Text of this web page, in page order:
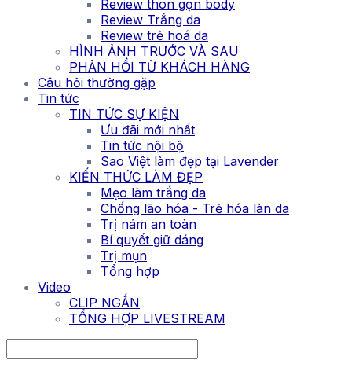
Review thon gọn body
Review Trắng da
Review trẻ hoá da
HÌNH ẢNH TRƯỚC VÀ SAU
PHẢN HỒI TỪ KHÁCH HÀNG
Câu hỏi thường gặp
Tin tức
TIN TỨC SỰ KIỆN
Ưu đãi mới nhất
Tin tức nội bộ
Sao Việt làm đẹp tại Lavender
KIẾN THỨC LÀM ĐẸP
Mẹo làm trắng da
Chống lão hóa - Trẻ hóa làn da
Trị nám an toàn
Bí quyết giữ dáng
Trị mụn
Tổng hợp
Video
CLIP NGẮN
TỔNG HỢP LIVESTREAM